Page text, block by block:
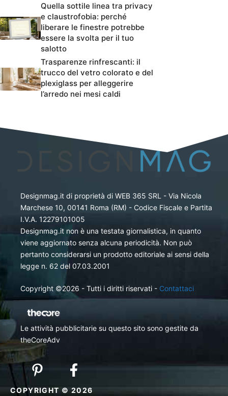
Quella sottile linea tra privacy
e claustrofobia: perché
liberare le finestre potrebbe
essere la svolta per il tuo
salotto
Trasparenze rinfrescanti: il
trucco del vetro colorato e del
plexiglass per alleggerire
l’arredo nei mesi caldi
Designmag.it di proprietà di WEB 365 SRL - Via Nicola
Marchese 10, 00141 Roma (RM) - Codice Fiscale e Partita
I.V.A. 12279101005
Designmag.it non è una testata giornalistica, in quanto
viene aggiornato senza alcuna periodicità. Non può
pertanto considerarsi un prodotto editoriale ai sensi della
legge n. 62 del 07.03.2001
Copyright ©2026 - Tutti i diritti riservati - Contattaci
Le attività pubblicitarie su questo sito sono gestite da
theCoreAdv
COPYRIGHT © 2026